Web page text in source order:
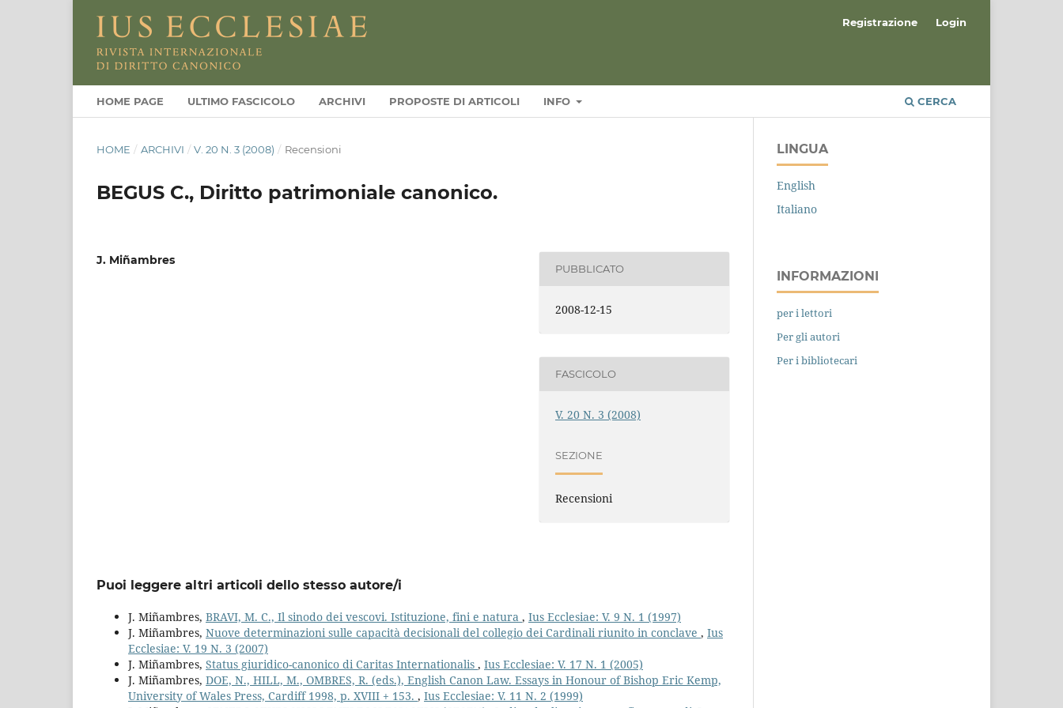
HOME PAGE ULTIMO FASCICOLO ARCHIVI PROPOSTE DI ARTICOLI INFO CERCA
Registrazione Login
HOME / ARCHIVI / V. 20 N. 3 (2008) / Recensioni
BEGUS C., Diritto patrimoniale canonico.
J. Miñambres
PUBBLICATO
2008-12-15
FASCICOLO
V. 20 N. 3 (2008)
SEZIONE
Recensioni
Puoi leggere altri articoli dello stesso autore/i
J. Miñambres, BRAVI, M. C., Il sinodo dei vescovi. Istituzione, fini e natura , Ius Ecclesiae: V. 9 N. 1 (1997)
J. Miñambres, Nuove determinazioni sulle capacità decisionali del collegio dei Cardinali riunito in conclave , Ius
Ecclesiae: V. 19 N. 3 (2007)
J. Miñambres, Status giuridico-canonico di Caritas Internationalis , Ius Ecclesiae: V. 17 N. 1 (2005)
J. Miñambres, DOE, N., HILL, M., OMBRES, R. (eds.), English Canon Law. Essays in Honour of Bishop Eric Kemp,
University of Wales Press, Cardiff 1998, p. XVIII + 153. , Ius Ecclesiae: V. 11 N. 2 (1999)
LINGUA
English
Italiano
INFORMAZIONI
per i lettori
Per gli autori
Per i bibliotecari